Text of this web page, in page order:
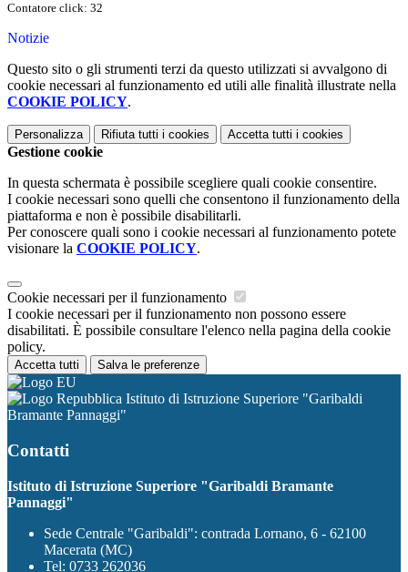
Contatore click: 32
Notizie
Questo sito o gli strumenti terzi da questo utilizzati si avvalgono di
cookie necessari al funzionamento ed utili alle finalità illustrate nella
COOKIE POLICY.
Personalizza Rifiuta tutti i cookies Accetta tutti i cookies
Gestione cookie
In questa schermata è possibile scegliere quali cookie consentire.
I cookie necessari sono quelli che consentono il funzionamento della
piattaforma e non è possibile disabilitarli.
Per conoscere quali sono i cookie necessari al funzionamento potete
visionare la COOKIE POLICY.
Cookie necessari per il funzionamento
I cookie necessari per il funzionamento non possono essere
disabilitati. È possibile consultare l'elenco nella pagina della cookie
policy.
Accetta tutti Salva le preferenze
Istituto di Istruzione Superiore "Garibaldi
Bramante Pannaggi"
Contatti
Istituto di Istruzione Superiore "Garibaldi Bramante
Pannaggi"
Sede Centrale "Garibaldi": contrada Lornano, 6 - 62100
Macerata (MC)
Tel: 0733 262036